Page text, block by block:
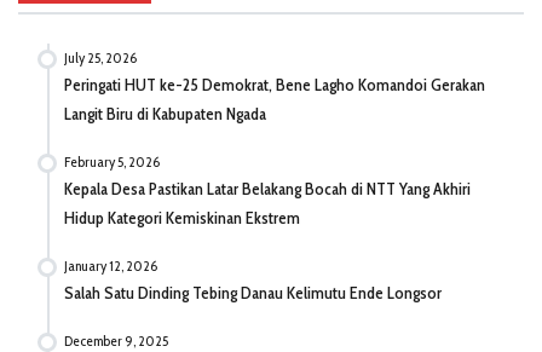
July 25, 2026
Peringati HUT ke-25 Demokrat, Bene Lagho Komandoi Gerakan
Langit Biru di Kabupaten Ngada
February 5, 2026
Kepala Desa Pastikan Latar Belakang Bocah di NTT Yang Akhiri
Hidup Kategori Kemiskinan Ekstrem
January 12, 2026
Salah Satu Dinding Tebing Danau Kelimutu Ende Longsor
December 9, 2025